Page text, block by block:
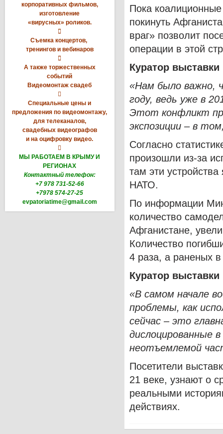
корпоративных фильмов,
изготовление
«вирусных» роликов.

Съемка концертов,
тренингов и вебинаров

А также торжественных
событий
Видеомонтаж свадеб

Специальные цены и
предложения по видеомонтажу,
для телеканалов,
свадебных видеографов
и на оцифровку видео.

МЫ РАБОТАЕМ В КРЫМУ И
РЕГИОНАХ
Контактный телефон:
+7 978 731-52-66
+7978 574-27-25
evpatoriatime@gmail.com
Пока
покинуть
враг» позволит
операции в этой
Куратор
«Нам было важно,
году, ведь уже в
Этот конфликт
экспозиции – в
Согласно
произошли из-за
там эти
НАТО.
По информации
количество
Афганистане,
Количество
4 раза, а раненых в
Куратор
«В самом начале
проблемы, как
сейчас – это
дислоцированные
неотъемлемой
Посетители
21 веке, узнают о
реальными
действиях.